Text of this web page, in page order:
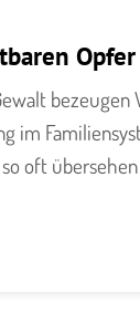
Opfer
bezeugen
im
oft